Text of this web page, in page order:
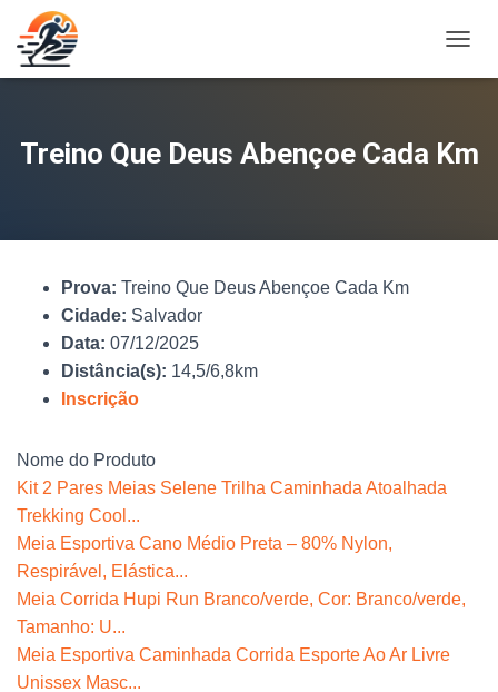
L
N
Treino Que Deus Abençoe Cada Km
Prova: Treino Que Deus Abençoe Cada Km
Cidade: Salvador
Data: 07/12/2025
Distância(s): 14,5/6,8km
Inscrição
Nome do Produto
Kit 2 Pares Meias Selene Trilha Caminhada Atoalhada
Trekking Cool...
Meia Esportiva Cano Médio Preta – 80% Nylon,
Respirável, Elástica...
Meia Corrida Hupi Run Branco/verde, Cor: Branco/verde,
Tamanho: U...
Meia Esportiva Caminhada Corrida Esporte Ao Ar Livre
Unissex Masc...